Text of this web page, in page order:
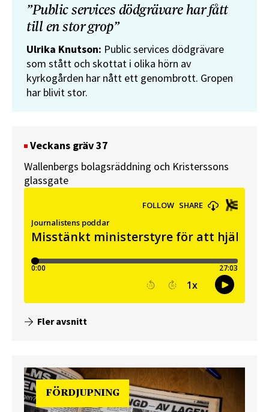
”Public services dödgrävare har fått
till en stor grop”
Ulrika Knutson: Public services dödgrävare
som stått och skottat i olika hörn av
kyrkogården har nått ett genombrott. Gropen
har blivit stor.
Veckans gräv 37
Wallenbergs bolagsräddning och Kristerssons
glassgate
Fler avsnitt
FÖRDJUPNING